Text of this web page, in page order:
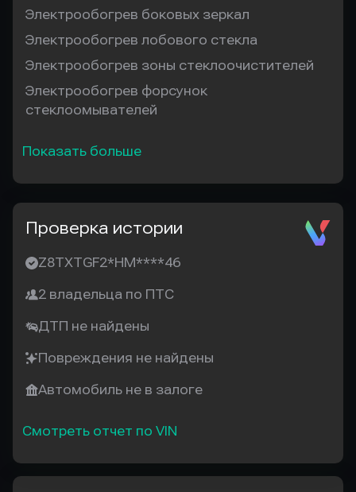
Электрообогрев боковых зеркал
Электрообогрев лобового стекла
Электрообогрев зоны стеклоочистителей
Электрообогрев форсунок
стеклоомывателей
Показать больше
Проверка истории
Z8TXTGF2*HM****46
2 владельца по ПТС
ДТП не найдены
Повреждения не найдены
Автомобиль не в залоге
Смотреть отчет по VIN